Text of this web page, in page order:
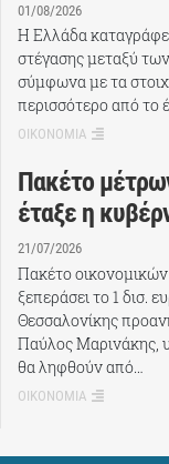
01/08/2026
Η Ελλάδα
στέγασης μεταξύ
σύμφωνα με τα
περισσότερο από το
ΟΙΚΟΝΟΜΙΑ
Πακέτο
έταξε η
21/07/2026
Πακέτο
ξεπεράσει το 1 δισ.
Θεσσαλονίκης
Παύλος Μαρινάκης,
θα ληφθούν από…
ΟΙΚΟΝΟΜΙΑ